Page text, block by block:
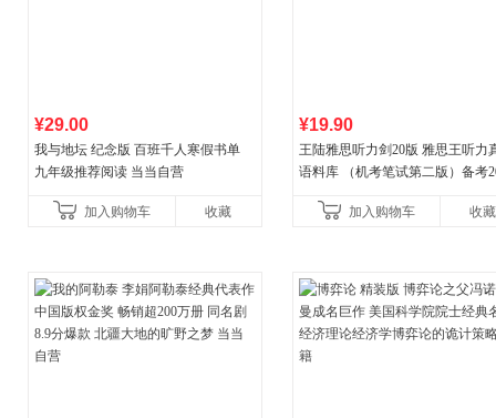
¥29.00
我与地坛 纪念版 百班千人寒假书单
九年级推荐阅读 当当自营
加入购物车 收藏
¥19.90
王陆雅思听力剑20版 雅思王听力
语料库 （机考笔试第二版）备考
新增在
加入购物车 收藏